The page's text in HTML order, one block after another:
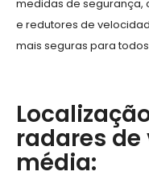
medidas de segurança,
e redutores de
mais seguras para
radares
média: